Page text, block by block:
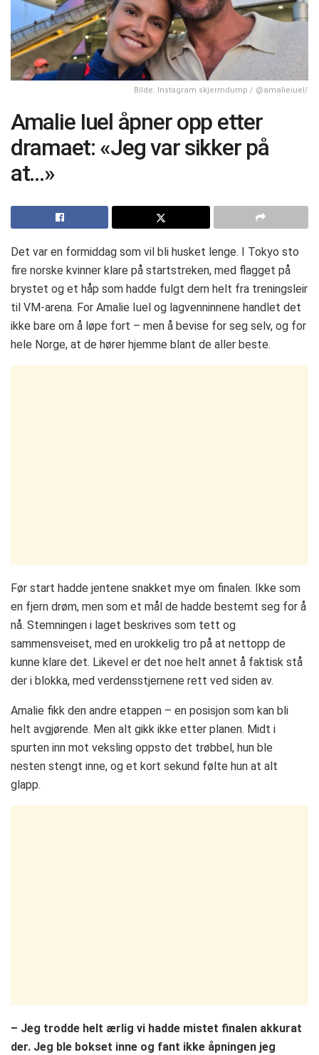
Bilde: Instagram skjermdump / @amalieiuel/
Amalie Iuel åpner opp etter
dramaet: «Jeg var sikker på
at…»
Det var en formiddag som vil bli husket lenge. I Tokyo sto
fire norske kvinner klare på startstreken, med flagget på
brystet og et håp som hadde fulgt dem helt fra treningsleir
til VM-arena. For Amalie Iuel og lagvenninnene handlet det
ikke bare om å løpe fort – men å bevise for seg selv, og for
hele Norge, at de hører hjemme blant de aller beste.
Før start hadde jentene snakket mye om finalen. Ikke som
en fjern drøm, men som et mål de hadde bestemt seg for å
nå. Stemningen i laget beskrives som tett og
sammensveiset, med en urokkelig tro på at nettopp de
kunne klare det. Likevel er det noe helt annet å faktisk stå
der i blokka, med verdensstjernene rett ved siden av.
Amalie fikk den andre etappen – en posisjon som kan bli
helt avgjørende. Men alt gikk ikke etter planen. Midt i
spurten inn mot veksling oppsto det trøbbel, hun ble
nesten stengt inne, og et kort sekund følte hun at alt
glapp.
– Jeg trodde helt ærlig vi hadde mistet finalen akkurat
der. Jeg ble bokset inne og fant ikke åpningen jeg